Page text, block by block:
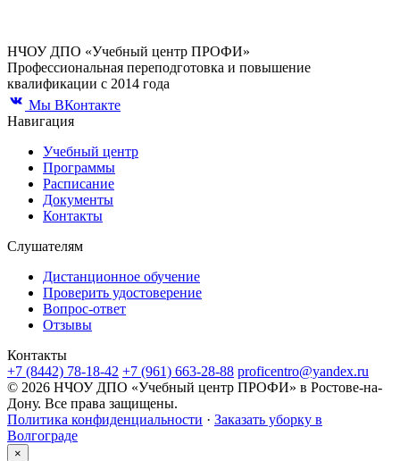
НЧОУ ДПО «Учебный центр ПРОФИ»
Профессиональная переподготовка и повышение
квалификации с 2014 года
Мы ВКонтакте
Навигация
Учебный центр
Программы
Расписание
Документы
Контакты
Слушателям
Дистанционное обучение
Проверить удостоверение
Вопрос-ответ
Отзывы
Контакты
+7 (8442) 78-18-42 +7 (961) 663-28-88 proficentro@yandex.ru
© 2026 НЧОУ ДПО «Учебный центр ПРОФИ» в Ростове-на-
Дону. Все права защищены.
Политика конфиденциальности · Заказать уборку в
Волгограде
×